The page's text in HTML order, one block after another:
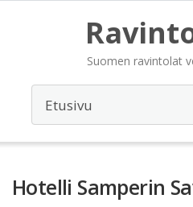
Suomen ravintolat
Hotelli Samperin